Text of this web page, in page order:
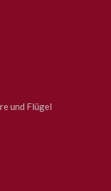
und Flügel